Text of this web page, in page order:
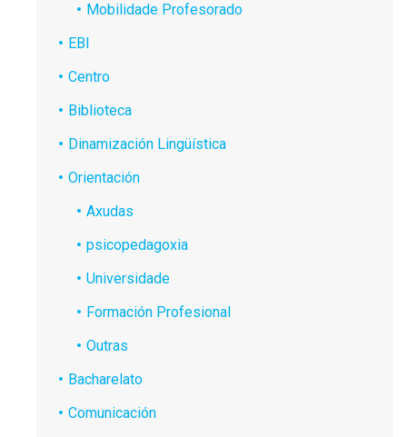
Mobilidade Profesorado
EBI
Centro
Biblioteca
Dinamización Lingüística
Orientación
Axudas
psicopedagoxia
Universidade
Formación Profesional
Outras
Bacharelato
Comunicación